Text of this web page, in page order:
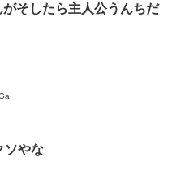
そしたら主人公うんちだ
ソやな